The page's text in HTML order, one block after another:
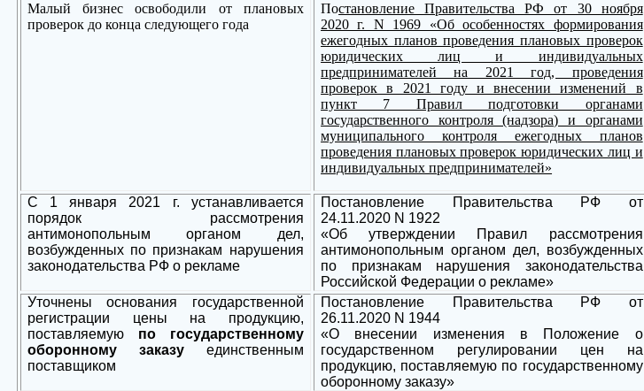
Малый бизнес освободили от плановых
проверок до конца следующего года
Постановление Правительства РФ от 30 ноября
2020 г. N 1969 «Об особенностях формирования
ежегодных планов проведения плановых проверок
юридических лиц и индивидуальных
предпринимателей на 2021 год, проведения
проверок в 2021 году и внесении изменений в
пункт 7 Правил подготовки органами
государственного контроля (надзора) и органами
муниципального контроля ежегодных планов
проведения плановых проверок юридических лиц и
индивидуальных предпринимателей»
С 1 января 2021 г. устанавливается
порядок рассмотрения
антимонопольным органом дел,
возбужденных по признакам нарушения
законодательства РФ о рекламе
Постановление Правительства РФ от
24.11.2020 N 1922
«Об утверждении Правил рассмотрения
антимонопольным органом дел, возбужденных
по признакам нарушения законодательства
Российской Федерации о рекламе»
Уточнены основания государственной
регистрации цены на продукцию,
поставляемую по государственному
оборонному заказуединственным
поставщиком
Постановление Правительства РФ от
26.11.2020 N 1944
«О внесении изменения в Положение о
государственном регулировании цен на
продукцию, поставляемую по государственному
оборонному заказу»